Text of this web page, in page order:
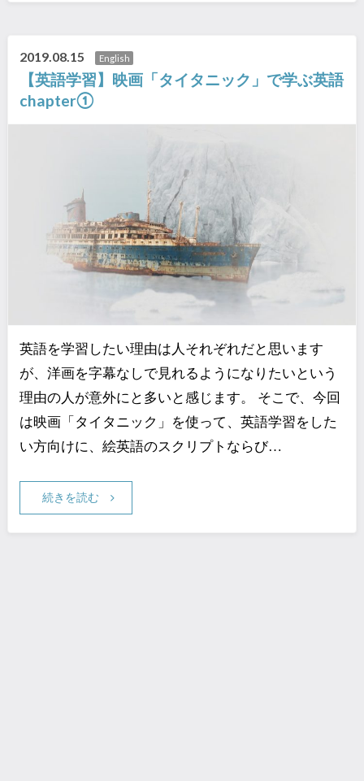
2019.08.15 English
【英語学習】映画「タイタニック」で学ぶ英語
chapter①
英語を学習したい理由は人それぞれだと思います
が、洋画を字幕なしで見れるようになりたいという
理由の人が意外にと多いと感じます。 そこで、今回
は映画「タイタニック」を使って、英語学習をした
い方向けに、絵英語のスクリプトならび…
続きを読む